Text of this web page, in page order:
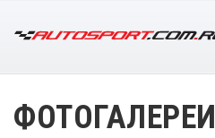
ФОТОГАЛЕРЕИ